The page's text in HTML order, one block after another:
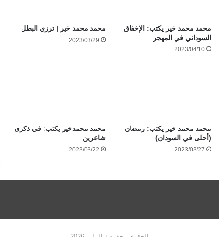
محمد محمد خير يكتب: الإخفاق
السوداني في المهجر
2023/04/10
محمد محمد خير | ترزي البطل
2023/03/29
محمد محمد خير يكتب: رمضان
(أحلى في السودان)
2023/03/27
محمد محمدخير يكتب: في ذكرى
شاعرين
2023/03/22